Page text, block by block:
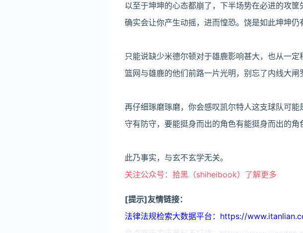
以至于坤坤的心态都崩了，下半场势在必进的攻
确实会让你产生动摇，进而惶恐。饶是如此坤坤
只能说缺少米德尔顿对于雄鹿影响甚大，也从一
篮网与雄鹿的他们前路一片光明，别忘了内线大闸
再仔细琢磨琢磨，你会感叹凯尔特人这支球队可
守有防守，要能挺身而出的角色有能挺身而出的角
此乃事实，与玄不玄学无关。
关注公众号：拾黑（shiheibook）了解更多
[提示]友情链接：
法律法规检索大数据平台：https://